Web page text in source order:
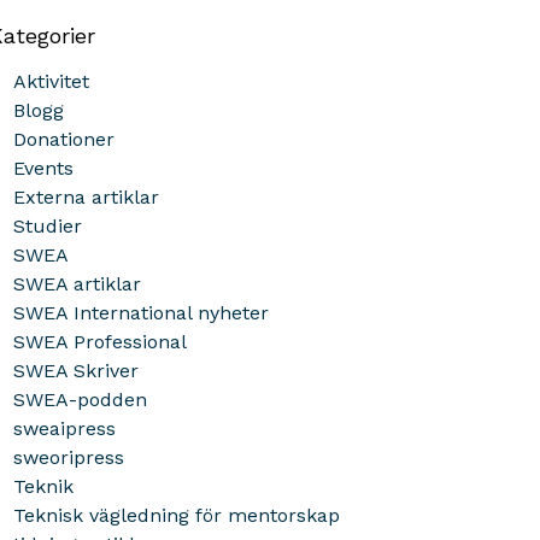
Aktivitet
Blogg
Donationer
Events
Externa artiklar
Studier
SWEA
SWEA artiklar
SWEA International nyheter
SWEA Professional
SWEA Skriver
SWEA-podden
sweaipress
sweoripress
Teknik
Teknisk vägledning för mentorskap